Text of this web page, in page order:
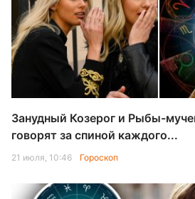
Занудный Козерог и Рыбы-
говорят за спиной каждого...
21 июля, 10:46 Гороскоп